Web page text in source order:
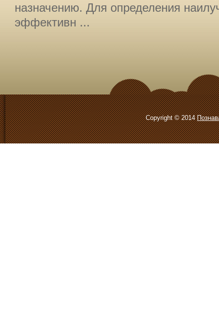
назначению. Для определения
эффективн ...
Copyright © 2014